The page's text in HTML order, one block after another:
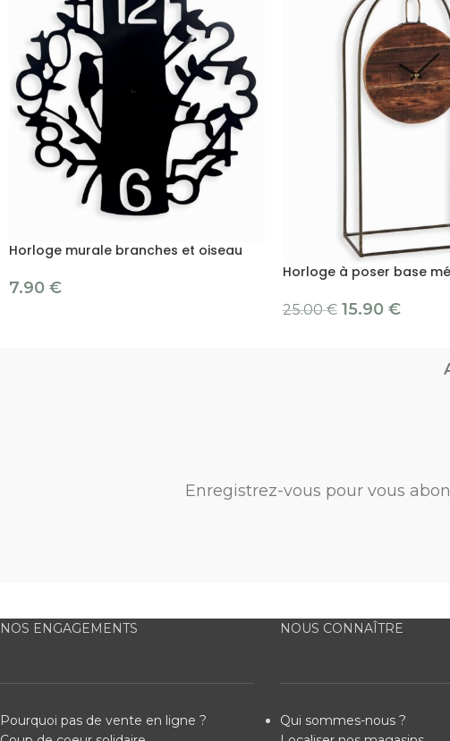
Horloge murale branches et oiseau
7.90 €
Horloge à poser base
25.00€ 15.90 €
Enregistrez-vous pour vous
NOS ENGAGEMENTS
Pourquoi pas de vente en ligne ?
NOUS CONNAÎTRE
Qui sommes-nous ?